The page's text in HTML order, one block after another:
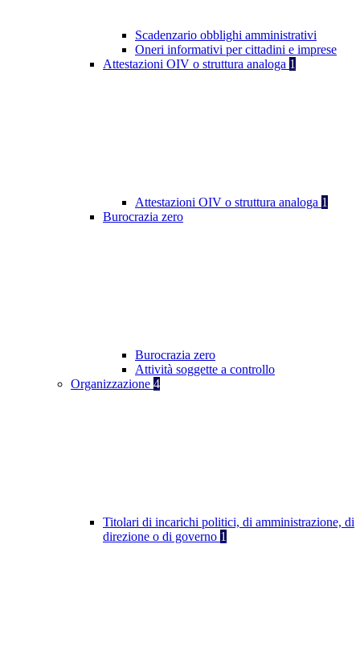
Scadenzario obblighi amministrativi
Oneri informativi per cittadini e imprese
Attestazioni OIV o struttura analoga 1
Attestazioni OIV o struttura analoga 1
Burocrazia zero
Burocrazia zero
Attività soggette a controllo
Organizzazione 4
Titolari di incarichi politici, di amministrazione, di
direzione o di governo 1